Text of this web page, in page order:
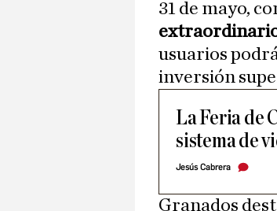
31 de mayo,
usuarios
inversión
La Feria de
sistema de
Jesús Cabrera
Granados